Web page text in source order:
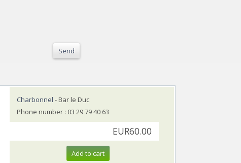
Send
Charbonnel - Bar le Duc
Phone number : 03 29 79 40 63
EUR60.00
Add to cart